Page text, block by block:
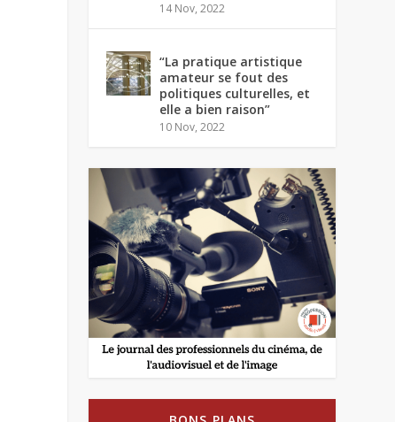
14 Nov, 2022
“La pratique artistique
amateur se fout des
politiques culturelles, et
elle a bien raison”
10 Nov, 2022